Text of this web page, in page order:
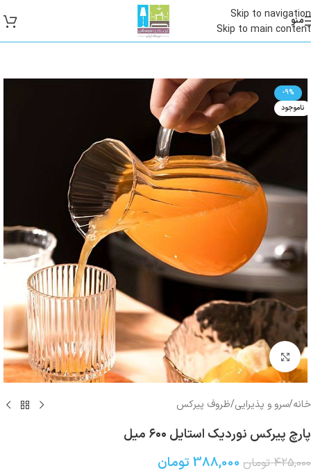
Skip to navigation
Skip to main content
منو
-9%
ناموجود
بزرگنمایی تصویر
خانه/سرو و پذیرایی/ظروف پیرکس
پارچ پیرکس نوردیک استایل ۶۰۰ میل
425,000 تومان 388,000 تومان